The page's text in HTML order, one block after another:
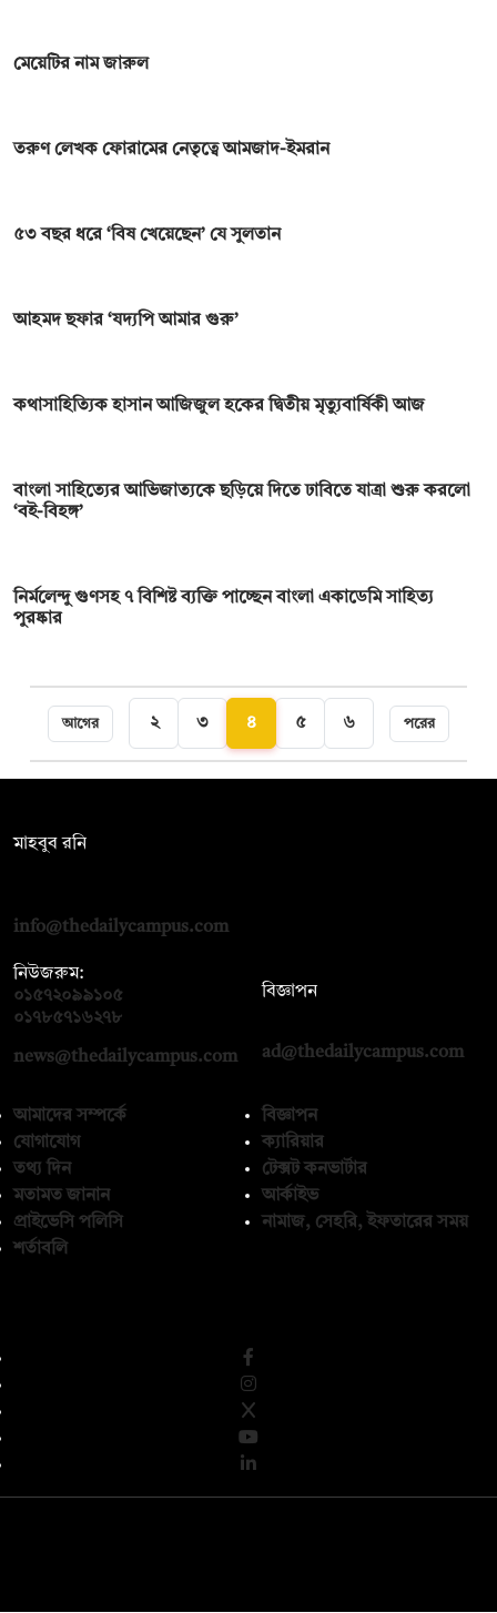
মেয়েটির নাম জারুল
তরুণ লেখক ফোরামের নেতৃত্বে আমজাদ-ইমরান
৫৩ বছর ধরে ‘বিষ খেয়েছেন’ যে সুলতান
আহমদ ছফার ‘যদ্যপি আমার গুরু’
কথাসাহিত্যিক হাসান আজিজুল হকের দ্বিতীয় মৃত্যুবার্ষিকী আজ
বাংলা সাহিত্যের আভিজাত্যকে ছড়িয়ে দিতে ঢাবিতে যাত্রা শুরু করলো
‘বই-বিহঙ্গ’
নির্মলেন্দু গুণসহ ৭ বিশিষ্ট ব্যক্তি পাচ্ছেন বাংলা একাডেমি সাহিত্য
পুরষ্কার
আগের ২ ৩ ৪ ৫ ৬ পরের
মাহবুব রনি
info@thedailycampus.com
নিউজরুম:
০১৫৭২০৯৯১০৫
০১৭৮৫৭১৬২৭৮
news@thedailycampus.com
বিজ্ঞাপন
ad@thedailycampus.com
আমাদের সম্পর্কে
যোগাযোগ
তথ্য দিন
মতামত জানান
প্রাইভেসি পলিসি
শর্তাবলি
বিজ্ঞাপন
ক্যারিয়ার
টেক্সট কনভার্টার
আর্কাইভ
নামাজ, সেহরি, ইফতারের সময়